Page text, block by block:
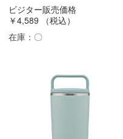
ビジター販売価格
￥4,589
（税込）
在庫： 〇